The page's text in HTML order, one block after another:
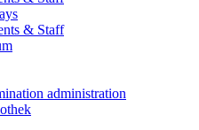
& Staff
administration